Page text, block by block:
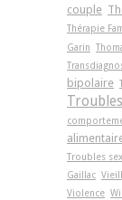
couple
Thérapie
Garin
bipolaire
Troubles
Gaillac
Violence